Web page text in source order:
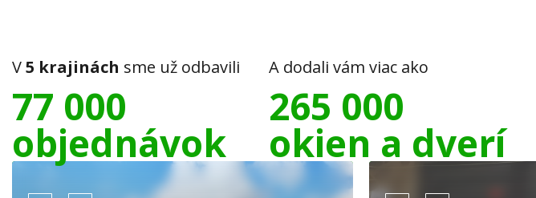
V5 krajinách sme už odbavili
77 000
objednávok
A dodali vám viac ako
265 000
okien a dverí